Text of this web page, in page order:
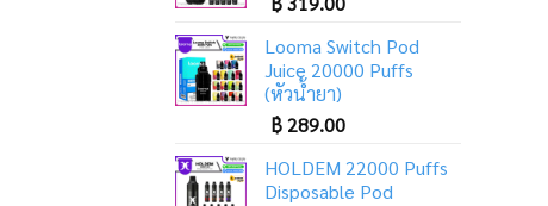
Looma Switch Pod
Juice 20000 Puffs
(หัวน้ำยา)
฿289.00
HOLDEM 22000 Puffs
Disposable Pod